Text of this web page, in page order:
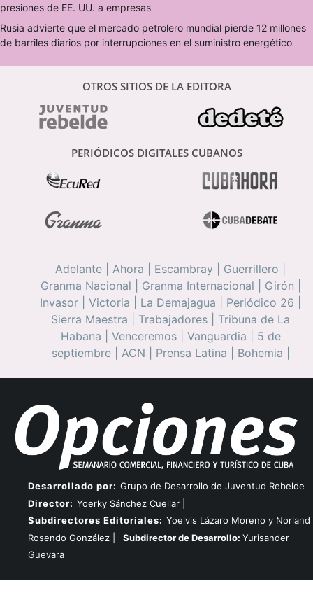
presiones de EE. UU. a empresas
Rusia advierte que el mercado petrolero mundial pierde 12 millones
de barriles diarios por interrupciones en el suministro energético
OTROS SITIOS DE LA EDITORA
PERIÓDICOS DIGITALES CUBANOS
Adelante Ahora Escambray Guerrillero
Granma Nacional
Granma Internacional Girón
Invasor
Victoria La Demajagua Periódico 26
Sierra Maestra
Trabajadores
Tribuna de La
Habana
Venceremos| Vanguardia
5 de
septiembre| ACN Prensa Latina Bohemia
Desarrollado por: Grupo de Desarrollo de Juventud Rebelde
Director: Yoerky Sánchez Cuellar |
Subdirectores Editoriales: Yoelvis Lázaro Moreno y Norland
Rosendo González |
Subdirector de Desarrollo: Yurisander
Guevara